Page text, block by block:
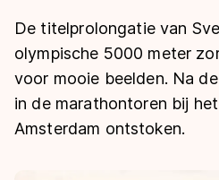
Langebaan
Shorttrack
Inlineskaten
Uitslagen
Langebaan
Shorttrack
Marathon
Tijden & historie
Ranglijsten Langebaan
De titelprolongatie van
olympische 5000 meter
voor mooie beelden. Na
in de marathontoren bij
Amsterdam ontstoken.